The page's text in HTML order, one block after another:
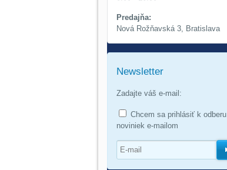
Predajňa:
Nová Rožňavská 3, Bratislava
Newsletter
Zadajte váš e-mail:
Chcem sa prihlásiť k odberu
noviniek e-mailom